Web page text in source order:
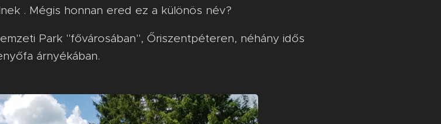
. Mégis honnan ered ez a különös név?
Park "fővárosában", Őriszentpéteren, néhány idős
árnyékában.